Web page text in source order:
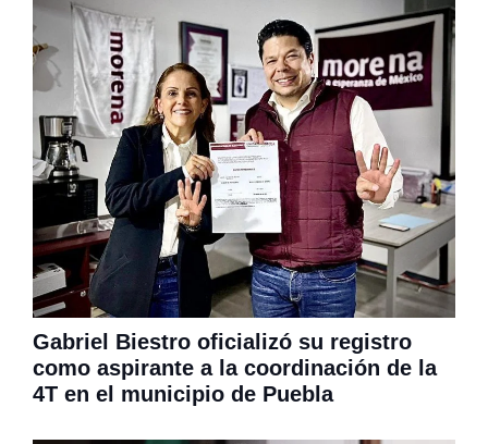
Gabriel Biestro oficializó su registro
como aspirante a la coordinación de la
4T en el municipio de Puebla